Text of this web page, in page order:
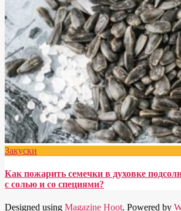
Закуски
Как пожарить семечки в духовке
с солью и со специями?
Designed using Magazine Hoot. Powered by